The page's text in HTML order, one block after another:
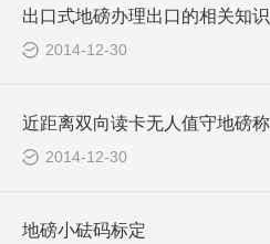
出口式地磅办理出口的相关知识
2014-12-30
2014-12-30
地磅小砝码标定